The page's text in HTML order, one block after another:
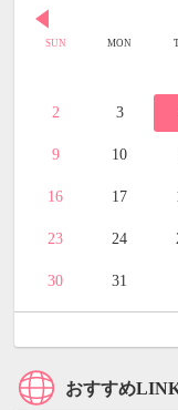
SUN MON
2 3
9 10
16 17
23 24
30 31
おすすめ